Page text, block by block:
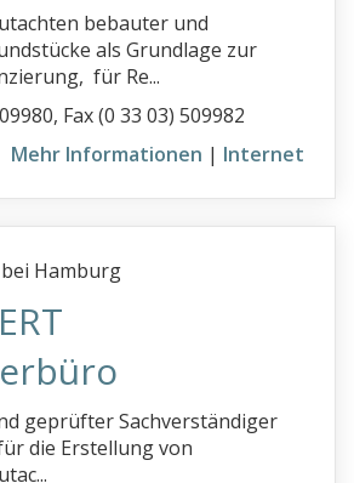
bebauter und
als Grundlage zur
für Re...
Fax (0 33 03) 509982
Mehr Informationen | Internet
Hamburg
geprüfter Sachverständiger
die Erstellung von